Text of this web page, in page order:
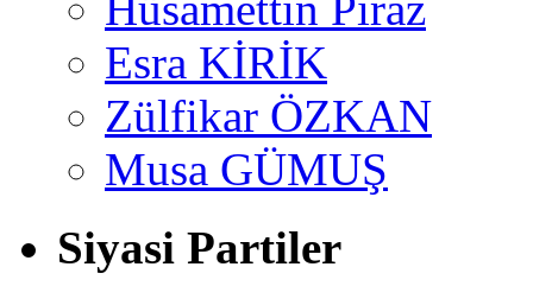
Esra KİRİK
Zülfikar ÖZKAN
Musa GÜMUŞ
Siyasi Partiler